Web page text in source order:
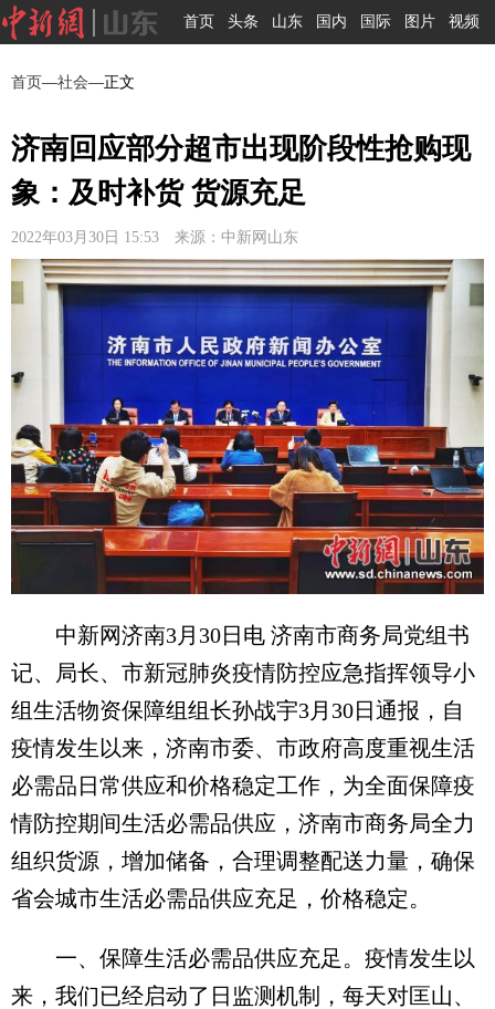
首页 头条 山东 国内 国际 图片 视频
首页—社会—正文
济南回应部分超市出现阶段性抢购现
象：及时补货 货源充足
2022年03月30日 15:53 来源：中新网山东
中新网济南3月30日电 济南市商务局党组书
记、局长、市新冠肺炎疫情防控应急指挥领导小
组生活物资保障组组长孙战宇3月30日通报，自
疫情发生以来，济南市委、市政府高度重视生活
必需品日常供应和价格稳定工作，为全面保障疫
情防控期间生活必需品供应，济南市商务局全力
组织货源，增加储备，合理调整配送力量，确保
省会城市生活必需品供应充足，价格稳定。
一、保障生活必需品供应充足。疫情发生以
来，我们已经启动了日监测机制，每天对匡山、